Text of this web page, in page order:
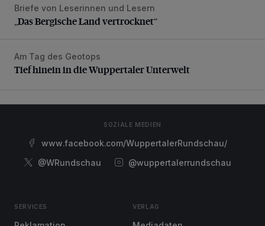
„Das Bergische Land vertrocknet“
Briefe von Leserinnen und Lesern
„Das Bergische Land vertrocknet“
Tief hinein in die Wuppertaler Unterwelt
Am Tag des Geotops
Tief hinein in die Wuppertaler Unterwelt
SOZIALE MEDIEN
www.facebook.com/WuppertalerRundschau/
@WRundschau
@wuppertalerrundschau
SERVICES VERLAG